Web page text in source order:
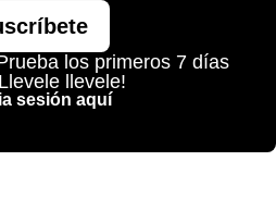
los primeros 7 días
llevele!
sesión aquí